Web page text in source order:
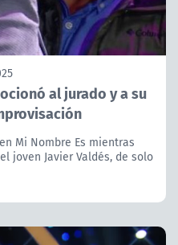
al jurado y a su
Mi Nombre Es mientras
joven Javier Valdés, de solo